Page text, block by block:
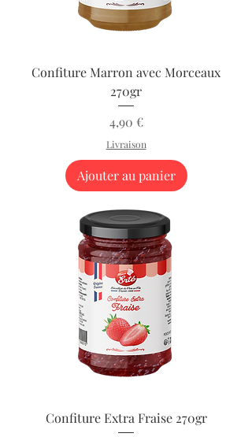
Confiture Marron avec Morceaux
270gr
Prix
4,90 €
Livraison
Ajouter au panier
Confiture Extra Fraise 270gr